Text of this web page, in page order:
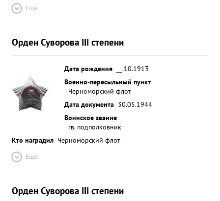
Ещё
Орден Суворова III степени
Дата рождения
__.10.1913
Военно-пересыльный пункт
Черноморский флот
Дата документа 30.05.1944
Воинское звание
гв. подполковник
Кто наградил Черноморский флот
Ещё
Орден Суворова III степени